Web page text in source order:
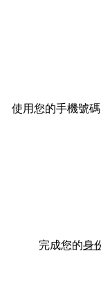
使用您的手機號
完成您的身